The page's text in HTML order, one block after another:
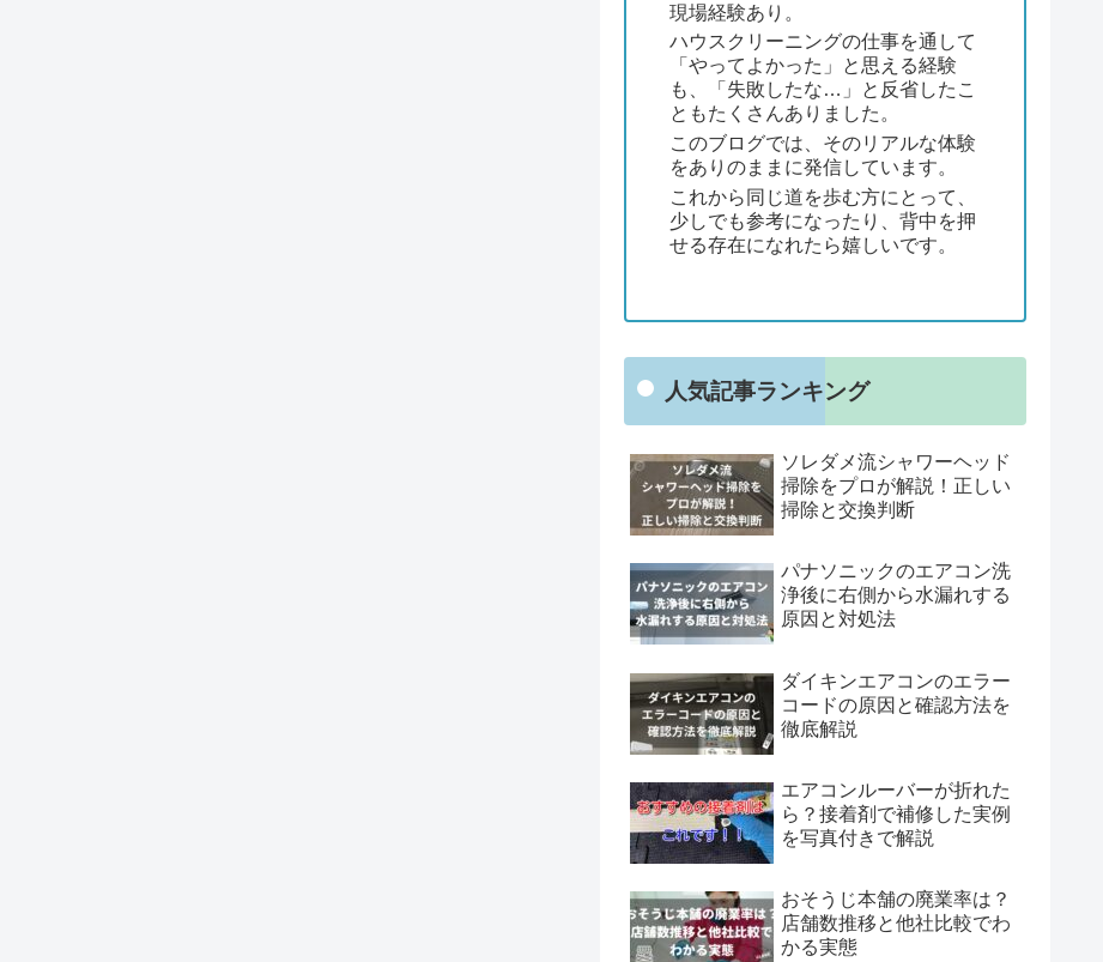
現場経験あり。
ハウスクリーニングの仕事を通して
「やってよかった」と思える経験
も、「失敗したな…」と反省したこ
ともたくさんありました。
このブログでは、そのリアルな体験
をありのままに発信しています。
これから同じ道を歩む方にとって、
少しでも参考になったり、背中を押
せる存在になれたら嬉しいです。
人気記事ランキング
ソレダメ流シャワーヘッド
掃除をプロが解説！正しい
掃除と交換判断
パナソニックのエアコン洗
浄後に右側から水漏れする
原因と対処法
ダイキンエアコンのエラー
コードの原因と確認方法を
徹底解説
エアコンルーバーが折れた
ら？接着剤で補修した実例
を写真付きで解説
おそうじ本舗の廃業率は？
店舗数推移と他社比較でわ
かる実態